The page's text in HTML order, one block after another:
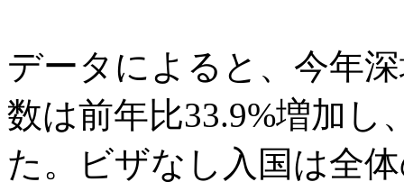
データによると、今年
数は前年比33.9%増加し
た。ビザなし入国は全